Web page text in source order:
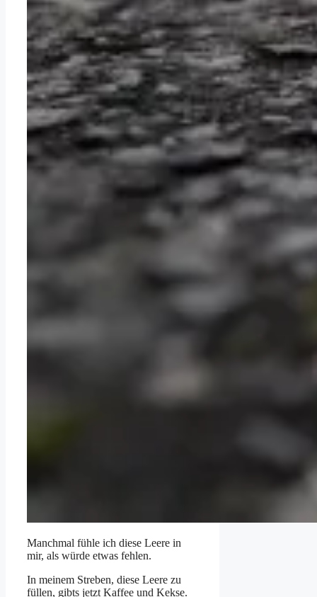
Manchmal fühle ich diese Leere in
mir, als würde etwas fehlen.
In meinem Streben, diese Leere zu
füllen, gibts jetzt Kaffee und Kekse.